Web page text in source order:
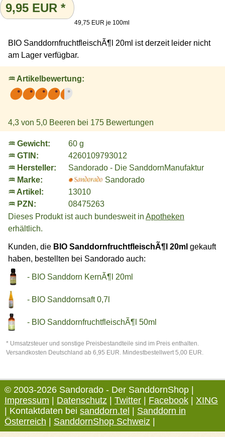
9,95 EUR *
49,75 EUR je 100ml
BIO SanddornfruchtfleischÃ¶l 20ml ist derzeit leider nicht
am Lager verfügbar.
♒ Artikelbewertung:
4,3 von 5,0 Beeren bei 175 Bewertungen
♒ Gewicht:
60 g
♒ GTIN:
4260109793012
♒ Hersteller:
Sandorado - Die SanddornManufaktur
♒ Marke:
Sandorado
♒ Artikel:
13010
♒ PZN:
08475263
Dieses Produkt ist auch bundesweit in Apotheken
erhältlich.
Kunden, die BIO SanddornfruchtfleischÃ¶l 20ml gekauft
haben, bestellten bei Sandorado auch:
- BIO Sanddorn KernÃ¶l 20ml
- BIO Sanddornsaft 0,7l
- BIO SanddornfruchtfleischÃ¶l 50ml
* Umsatzsteuer und sonstige Preisbestandteile sind im Preis enthalten.
Versandkosten Deutschland ab 6,95 EUR. Mindestbestellwert 5,00 EUR.
© 2003-2026 Sandorado - Der SanddornShop |
Impressum | Datenschutz | Twitter | Facebook | XING
| Kontaktdaten bei sanddorn.tel | Sanddorn in
Österreich | SanddornShop Schweiz |